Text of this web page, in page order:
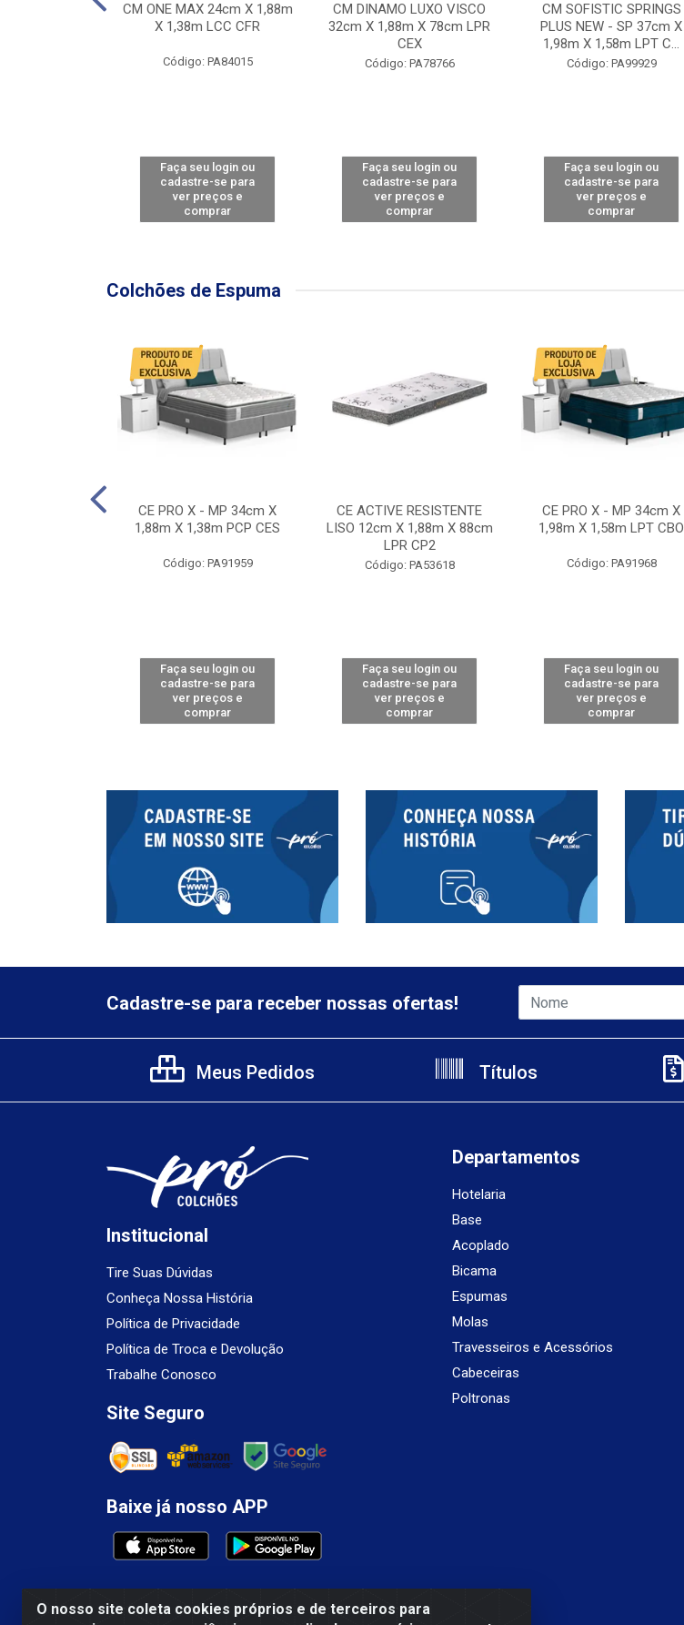
CM ONE MAX 24cm X 1,88m
X 1,38m LCC CFR
Código: PA84015
Faça seu login ou
cadastre-se para
ver preços e
comprar
CM DINAMO LUXO VISCO
32cm X 1,88m X 78cm LPR
CEX
Código: PA78766
Faça seu login ou
cadastre-se para
ver preços e
comprar
CM SOFISTIC SPRINGS
PLUS NEW - SP 37cm X
1,98m X 1,58m LPT C...
Código: PA99929
Faça seu login ou
cadastre-se para
ver preços e
comprar
Colchões de Espuma
CE PRO X - MP 34cm X
1,88m X 1,38m PCP CES
Código: PA91959
Faça seu login ou
cadastre-se para
ver preços e
comprar
CE ACTIVE RESISTENTE
LISO 12cm X 1,88m X 88cm
LPR CP2
Código: PA53618
Faça seu login ou
cadastre-se para
ver preços e
comprar
CE PRO X - MP 34cm X
1,98m X 1,58m LPT CBO
Código: PA91968
Faça seu login ou
cadastre-se para
ver preços e
comprar
O nosso site coleta cookies próprios e de terceiros para
Cadastre-se para receber nossas ofertas!
Meus Pedidos Títulos
Institucional
Tire Suas Dúvidas
Conheça Nossa História
Política de Privacidade
Política de Troca e Devolução
Trabalhe Conosco
Site Seguro
Baixe já nosso APP
Departamentos
Hotelaria
Base
Acoplado
Bicama
Espumas
Molas
Travesseiros e Acessórios
Cabeceiras
Poltronas